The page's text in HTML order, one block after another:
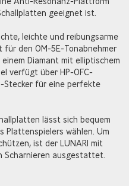
geeignet ist.
leichte und reibungsarme
für den OM-5E-Tonabnehmer
Diamant mit elliptischem
verfügt über HP-OFC-
Stecker für eine perfekte
lässt sich bequem
Plattenspielers wählen. Um
ist der LUNAR1 mit
Scharnieren ausgestattet.